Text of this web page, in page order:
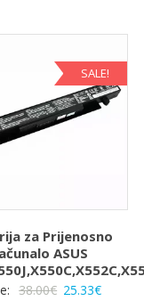
38.00€.SALE!
za Prijenosno
ASUS
38.00€ Izvorna
25.33€